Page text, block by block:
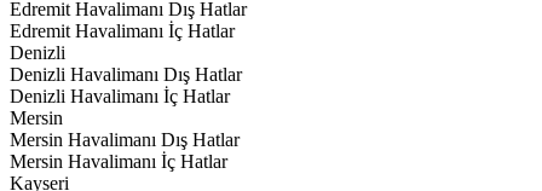
Edremit Havalimanı Dış Hatlar
Edremit Havalimanı İç Hatlar
Denizli
Denizli Havalimanı Dış Hatlar
Denizli Havalimanı İç Hatlar
Mersin
Mersin Havalimanı Dış Hatlar
Mersin Havalimanı İç Hatlar
Kayseri